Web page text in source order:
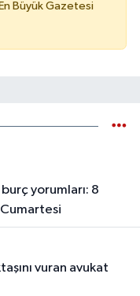
Büyük Gazetesi